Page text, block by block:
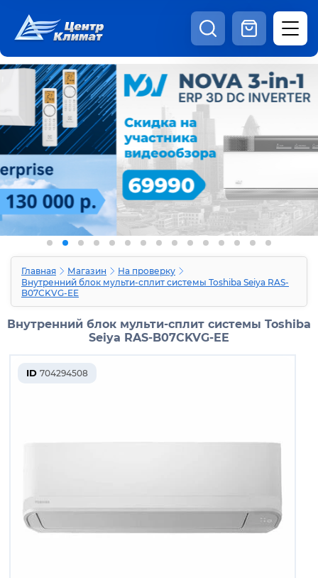
Каталог Наши видео
Статьи Вакансии
Наши работы Отзывы
Доставка и оплата Оферта
Контакты
8:00 - 20:00 Шоурум
+7 (495) 150-69-19
Главная Магазин
На проверку
Внутренний блок мульти-сплит системы Toshiba Seiya RAS-
B07CKVG-EE
Внутренний блок мульти-сплит системы Toshiba
Seiya RAS-B07CKVG-EE
ID 704294508